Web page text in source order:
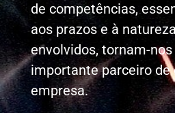
de competências,
aos prazos e à
envolvidos, tornam-
importante parceiro de
empresa.